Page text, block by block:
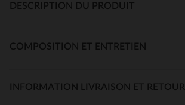
DESCRIPTION DU PRODUIT
COMPOSITION ET ENTRETIEN
INFORMATION LIVRAISON ET RETOUR